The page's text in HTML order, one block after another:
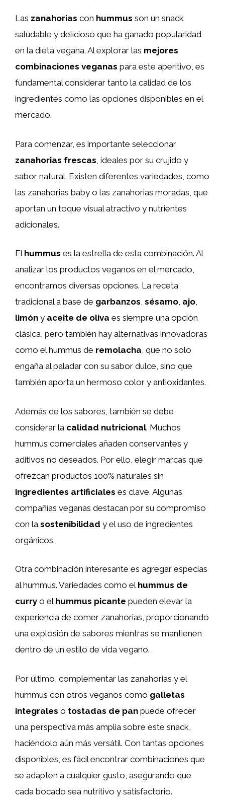
Las zanahorias con hummus son un snack
saludable y delicioso que ha ganado popularidad
en la dieta vegana. Al explorar las mejores
combinaciones veganas para este aperitivo, es
fundamental considerar tanto la calidad de los
ingredientes como las opciones disponibles en el
mercado.
Para comenzar, es importante seleccionar
zanahorias frescas , ideales por su crujido y
sabor natural. Existen diferentes variedades, como
las zanahorias baby o las zanahorias moradas, que
aportan un toque visual atractivo y nutrientes
adicionales.
El hummus es la estrella de esta combinación. Al
analizar los productos veganos en el mercado,
encontramos diversas opciones. La receta
tradicional a base de garbanzos, sésamo, ajo,
limón y aceite de oliva es siempre una opción
clásica, pero también hay alternativas innovadoras
como el hummus de remolacha, que no solo
engaña al paladar con su sabor dulce, sino que
también aporta un hermoso color y antioxidantes.
Además de los sabores, también se debe
considerar la calidad nutricional. Muchos
hummus comerciales añaden conservantes y
aditivos no deseados. Por ello, elegir marcas que
ofrezcan productos 100% naturales sin
ingredientes artificiales es clave. Algunas
compañías veganas destacan por su compromiso
con la sostenibilidad y el uso de ingredientes
orgánicos.
Otra combinación interesante es agregar especias
al hummus. Variedades como el hummus de
curry o el hummus picante pueden elevar la
experiencia de comer zanahorias, proporcionando
una explosión de sabores mientras se mantienen
dentro de un estilo de vida vegano.
Por último, complementar las zanahorias y el
hummus con otros veganos como galletas
integrales o tostadas de pan puede ofrecer
una perspectiva más amplia sobre este snack,
haciéndolo aún más versátil. Con tantas opciones
disponibles, es fácil encontrar combinaciones que
se adapten a cualquier gusto, asegurando que
cada bocado sea nutritivo y satisfactorio.